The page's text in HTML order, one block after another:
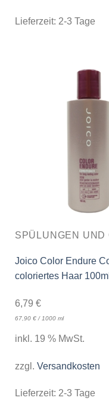
Lieferzeit: 2-3 Tage
SPÜLUNGEN UND
Joico Color Endure
coloriertes Haar 100ml
6,79 €
67,90 €/ 1000 ml
inkl. 19 % MwSt.
zzgl. Versandkosten
Lieferzeit: 2-3 Tage